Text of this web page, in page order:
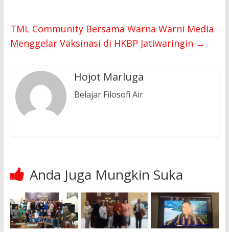
TML Community Bersama Warna Warni Media
Menggelar Vaksinasi di HKBP Jatiwaringin →
Hojot Marluga
Belajar Filosofi Air
Anda Juga Mungkin Suka